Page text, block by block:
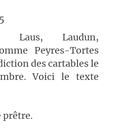
Laus, Laudun,
Peyres-Tortes
des cartables le
Voici le texte
prêtre.